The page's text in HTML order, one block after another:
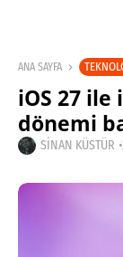
ANA SAYFA
iOS 27 ile
dönemi
SINAN KÜSTÜR